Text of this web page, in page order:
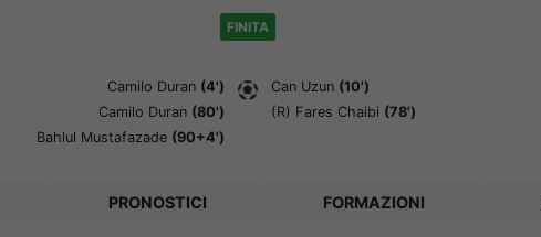
FINITA
Camilo Duran (4')
Camilo Duran (80')
Bahlul Mustafazade (90+4')
Can Uzun (10')
(R) Fares Chaibi (78')
PRONOSTICI FORMAZIONI